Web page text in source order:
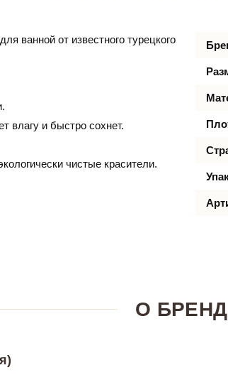
ванной от известного турецкого
влагу и быстро сохнет.
чистые красители.
О